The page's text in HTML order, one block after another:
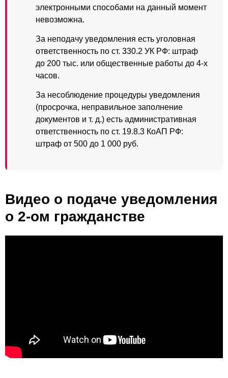
электронными способами на данный момент
невозможна.
За неподачу уведомления есть уголовная
ответственность по ст. 330.2 УК РФ: штраф
до 200 тыс. или общественные работы до 4-х
часов.
За несоблюдение процедуры уведомления
(просрочка, неправильное заполнение
документов и т. д.) есть административная
ответственность по ст. 19.8.3 КоАП РФ:
штраф от 500 до 1 000 руб.
Видео о подаче уведомления
о 2-ом гражданстве